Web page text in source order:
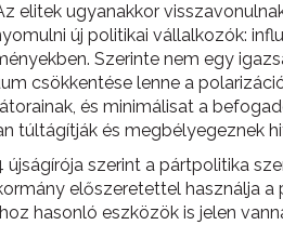
elitek ugyanakkor
új politikai vállalkozók:
Szerinte nem egy
csökkentése lenne a
és minimálisat a
túltágítják és megbélyegeznek
újságírója szerint a pártpolitika
előszeretettel használja
hasonló eszközök is jelen